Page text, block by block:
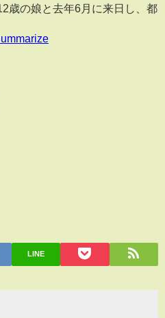
歳の娘と去年6月に来日し、都
LINE